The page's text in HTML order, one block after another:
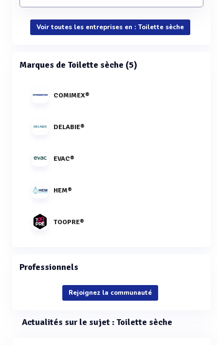
Voir toutes les entreprises en : Toilette sèche
Marques de Toilette sèche (5)
COMIMEX®
DELABIE®
EVAC®
HEM®
TOOPRE®
Professionnels
Rejoignez la communauté
Actualités sur le sujet : Toilette sèche